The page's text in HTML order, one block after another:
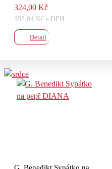
324,00 Kč
392,04 Kč s DPH
Detail